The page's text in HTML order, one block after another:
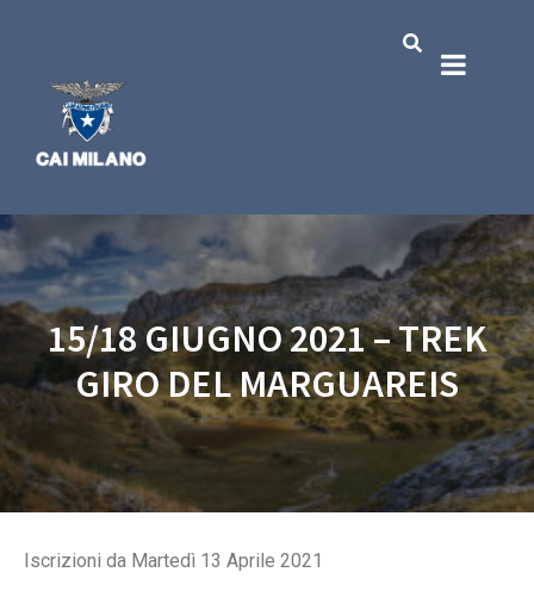
15/18 GIUGNO 2021 – TREK
GIRO DEL MARGUAREIS
Iscrizioni da Martedì 13 Aprile 2021